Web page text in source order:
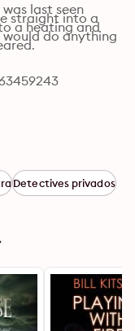
last seen
a heating and
straight into a
do anything
Detectives privados